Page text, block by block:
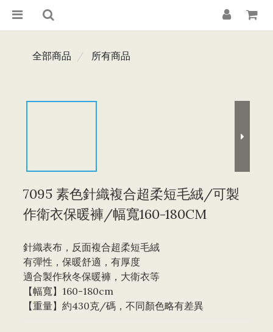
全部商品 所有商品
7095 素色針織複合超柔短毛絨/可製
作衛衣保暖褲/幅寬160-180CM
針織表布，反面複合超柔短毛絨
有彈性，保暖舒適，有厚度
適合製作秋冬保暖褲，大衛衣等
【幅寬】160-180cm
【重量】約430克/碼，不同顏色略有差異